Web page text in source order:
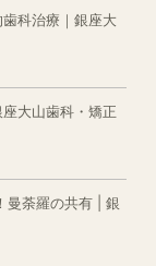
歯科治療｜銀座大
大山歯科・矯正
曼荼羅の共有 | 銀